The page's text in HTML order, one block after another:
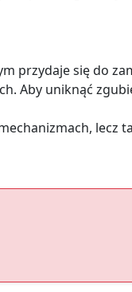
przydaje się do
Aby uniknąć
lecz